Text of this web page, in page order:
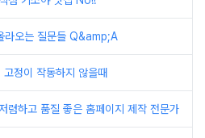
라오는 질문들 Q&amp;A
정이 작동하지 않을때
렴하고 품질 좋은 홈페이지 제작 전문가